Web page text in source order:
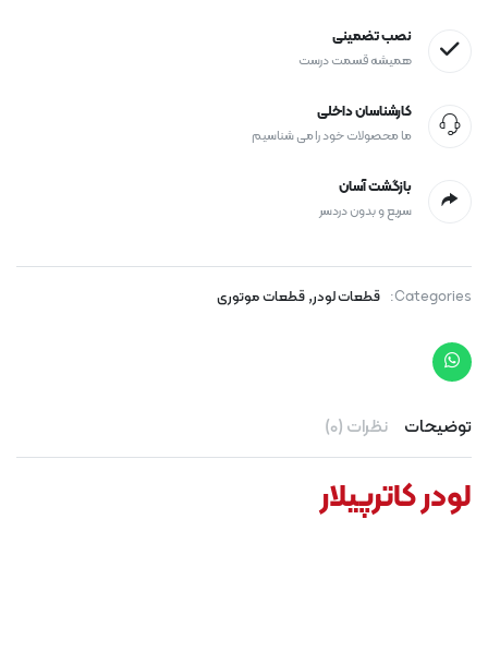
نصب تضمینی
همیشه قسمت درست
کارشناسان داخلی
ما محصولات خود را می شناسیم
بازگشت آسان
سریع و بدون دردسر
Categories: قطعات لودر,قطعات موتوری
توضیحات نظرات (0)
لودر کاترپیلار